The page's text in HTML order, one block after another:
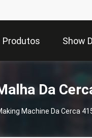
Produtos Show
Da
Machine Da Cerca